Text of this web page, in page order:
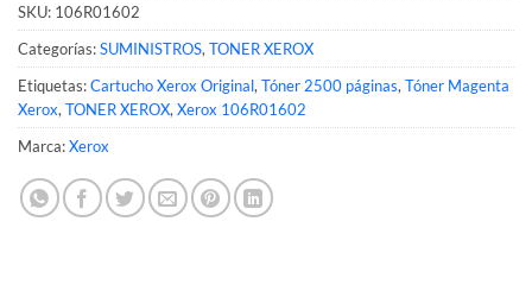
SKU: 106R01602
Categorías:SUMINISTROS, TONER XEROX
Etiquetas:Cartucho Xerox Original, Tóner 2500 páginas, Tóner Magenta
Xerox, TONER XEROX, Xerox 106R01602
Marca:Xerox